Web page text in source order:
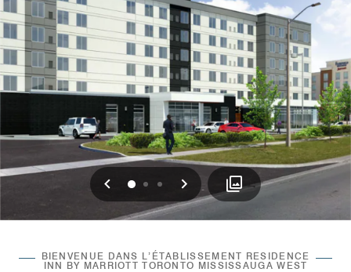
Précédent
0 1 2 Suivant
BIENVENUE DANS L’ÉTABLISSEMENT RESIDENCE
INN BY MARRIOTT TORONTO MISSISSAUGA WEST